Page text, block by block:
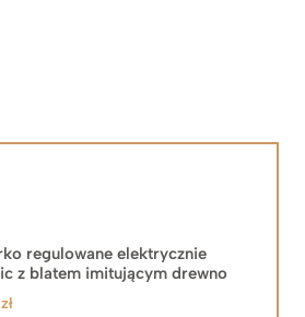
regulowane elektrycznie
z blatem imitującym drewno
zł